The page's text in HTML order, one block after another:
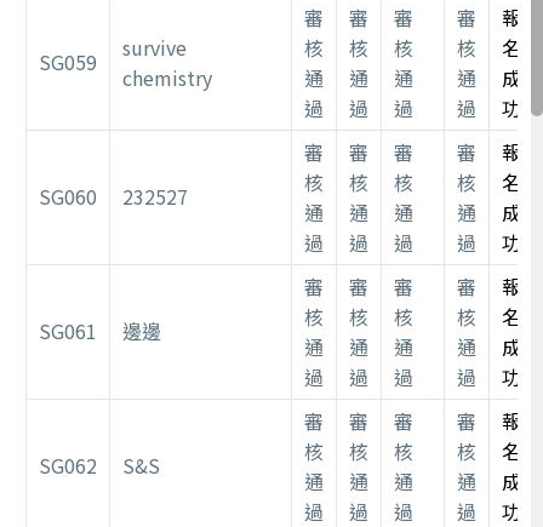
SG059
survive
chemistry
審
核
通
過
審
核
通
過
審
核
通
過
審
核
通
過
報
名
成
功
SG060 232527
審
核
通
過
審
核
通
過
審
核
通
過
審
核
通
過
報
名
成
功
SG061 邊邊
審
核
通
過
審
核
通
過
審
核
通
過
審
核
通
過
報
名
成
功
SG062 S&S
審
核
通
過
審
核
通
過
審
核
通
過
審
核
通
過
報
名
成
功